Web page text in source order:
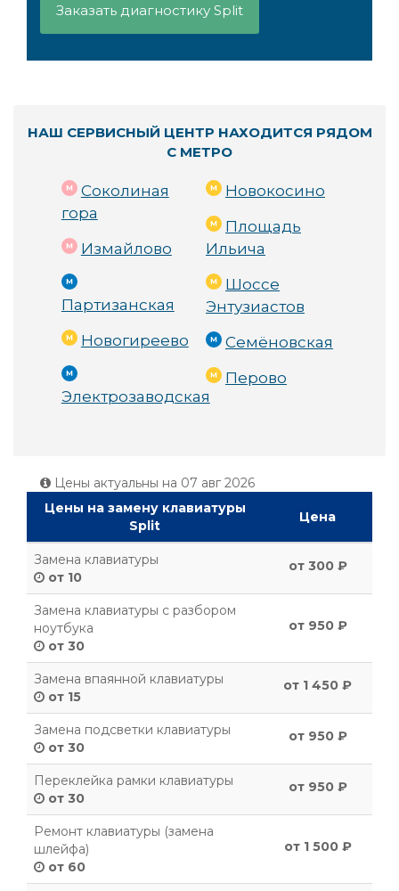
Заказать диагностику Split
НАШ СЕРВИСНЫЙ ЦЕНТР НАХОДИТСЯ РЯДОМ
С МЕТРО
Соколиная
гора
Измайлово
Партизанская
Новогиреево
Электрозаводская
Новокосино
Площадь
Ильича
Шоссе
Энтузиастов
Семёновская
Перово
Цены актуальны на 07 авг 2026
Цены на замену клавиатуры
Split
Цена
Замена клавиатуры
от 10
от 300 ₽
Замена клавиатуры с разбором
ноутбука
от 30
от 950 ₽
Замена впаянной клавиатуры
от 15
от 1 450 ₽
Замена подсветки клавиатуры
от 30
от 950 ₽
Переклейка рамки клавиатуры
от 30
от 950 ₽
Ремонт клавиатуры (замена
шлейфа)
от 60
от 1 500 ₽